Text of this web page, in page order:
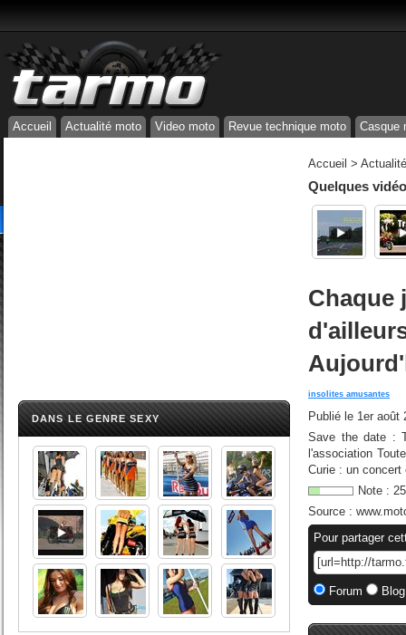
Accueil Actualité moto Video moto Revue technique moto Casque
DANS LE GENRE SEXY
Accueil >
Quelques
Chaque
insolites amusantes
Publié le 1er août
Save the date :
l'association
Curie : un
Note : 25
Source :
Pour partager
Forum